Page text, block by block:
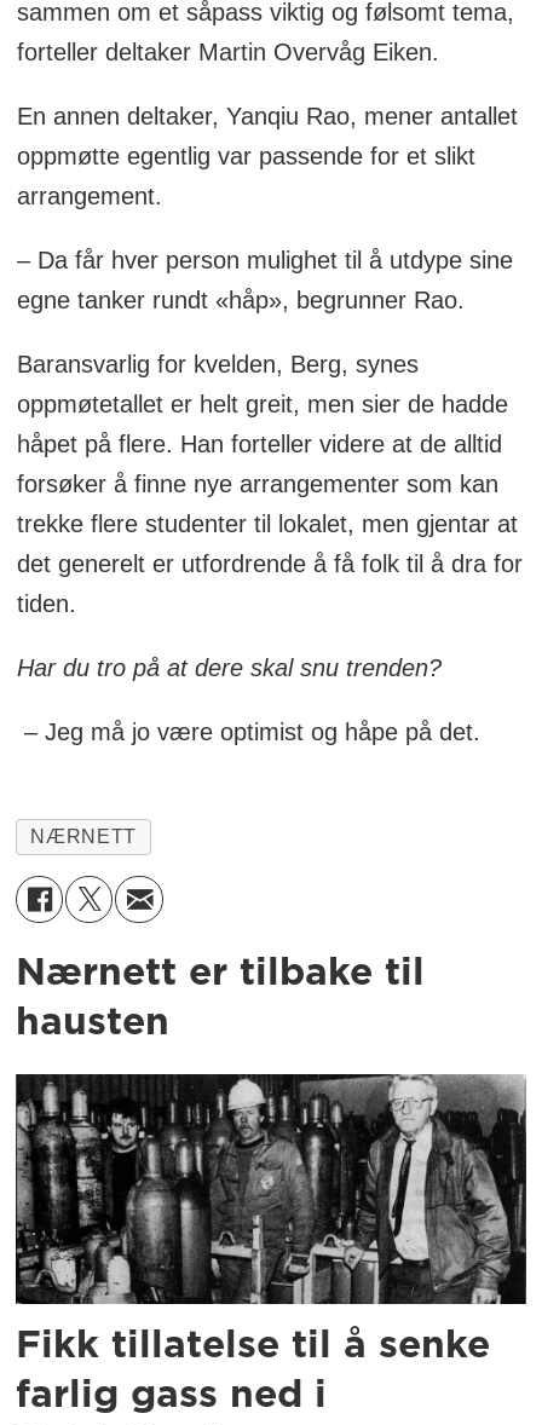
sammen om et såpass viktig og følsomt tema,
forteller deltaker Martin Overvåg Eiken.
En annen deltaker, Yanqiu Rao, mener antallet
oppmøtte egentlig var passende for et slikt
arrangement.
– Da får hver person mulighet til å utdype sine
egne tanker rundt «håp», begrunner Rao.
Baransvarlig for kvelden, Berg, synes
oppmøtetallet er helt greit, men sier de hadde
håpet på flere. Han forteller videre at de alltid
forsøker å finne nye arrangementer som kan
trekke flere studenter til lokalet, men gjentar at
det generelt er utfordrende å få folk til å dra for
tiden.
Har du tro på at dere skal snu trenden?
– Jeg må jo være optimist og håpe på det.
NÆRNETT
Nærnett er tilbake til
hausten
Fikk tillatelse til å senke
farlig gass ned i